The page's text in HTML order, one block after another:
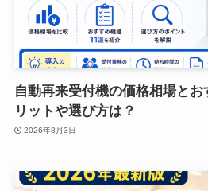
自動再来受付機の価格相場と
リットや選び方は？
2026年8月3日